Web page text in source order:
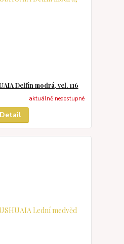
Delfín modrá, vel. 116
aktuálně nedostupné
Detail